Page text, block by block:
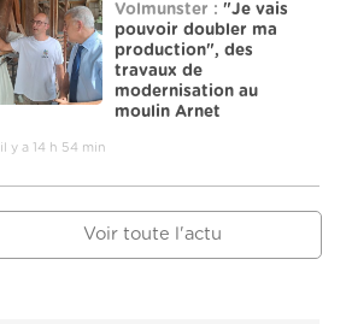
Volmunster : "Je vais
pouvoir doubler ma
production", des
travaux de
modernisation au
moulin Arnet
il y a 14 h 54 min
Voir toute l'actu